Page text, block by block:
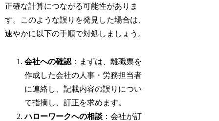
正確な計算につながる可能性がありま
す。このような誤りを発見した場合は、
速やかに以下の手順で対処しましょう。
会社への確認 ：まずは、離職票を
作成した会社の人事・労務担当者
に連絡し、記載内容の誤りについ
て指摘し、訂正を求めます。
ハローワークへの相談 ：会社が訂